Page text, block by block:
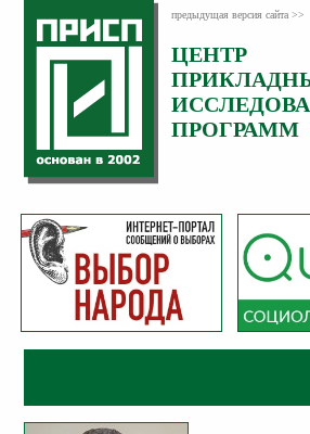
предыдущая версия сайта >>
ЦЕНТР
ПРОГРАММ
Категория:
Комментарии